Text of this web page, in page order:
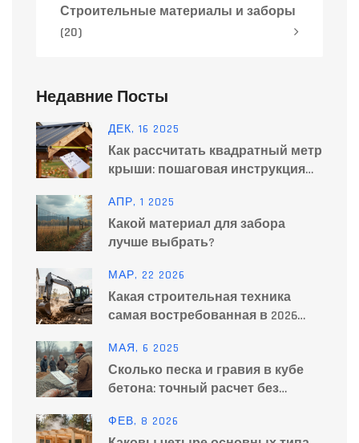
Строительные материалы и заборы
(20)
Недавние Посты
ДЕК, 16 2025
Как рассчитать квадратный метр
крыши: пошаговая инструкция
АПР, 1 2025
Какой материал для забора
лучше выбрать?
МАР, 22 2026
Какая строительная техника
самая востребованная в 2026
МАЯ, 6 2025
Сколько песка и гравия в кубе
бетона: точный расчет без
ФЕВ, 8 2026